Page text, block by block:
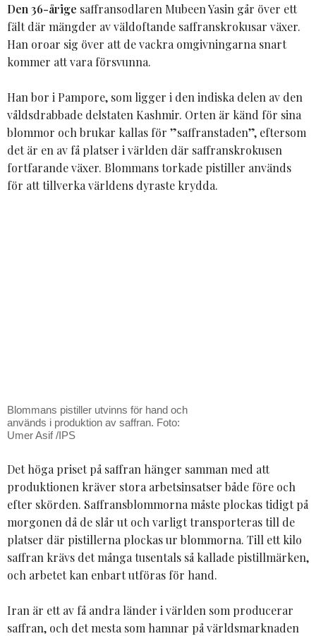
Den 36-årige saffransodlaren Mubeen Yasin går över ett
fält där mängder av väldoftande saffranskrokusar växer.
Han oroar sig över att de vackra omgivningarna snart
kommer att vara försvunna.
Han bor i Pampore, som ligger i den indiska delen av den
våldsdrabbade delstaten Kashmir. Orten är känd för sina
blommor och brukar kallas för ”saffranstaden”, eftersom
det är en av få platser i världen där saffranskrokusen
fortfarande växer. Blommans torkade pistiller används
för att tillverka världens dyraste krydda.
Blommans pistiller utvinns för hand och
används i produktion av saffran. Foto:
Umer Asif /IPS
Det höga priset på saffran hänger samman med att
produktionen kräver stora arbetsinsatser både före och
efter skörden. Saffransblommorna måste plockas tidigt på
morgonen då de slår ut och varligt transporteras till de
platser där pistillerna plockas ur blommorna. Till ett kilo
saffran krävs det många tusentals så kallade pistillmärken,
och arbetet kan enbart utföras för hand.
Iran är ett av få andra länder i världen som producerar
saffran, och det mesta som hamnar på världsmarknaden